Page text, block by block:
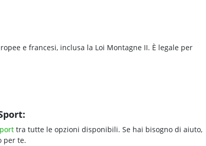
e francesi, inclusa la Loi Montagne II. È legale per
tra tutte le opzioni disponibili. Se hai bisogno di aiuto,
per te.